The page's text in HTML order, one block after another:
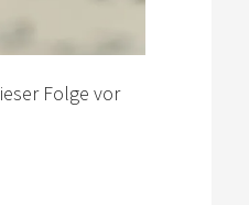
Folge vor